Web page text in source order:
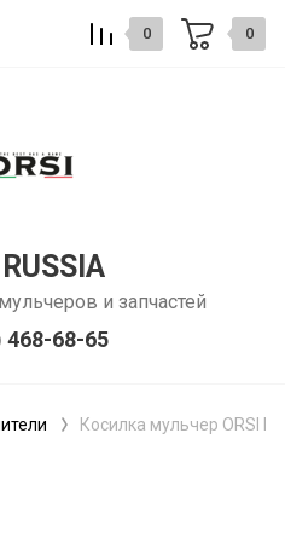
и запчастей
468-68-65
0 0
Косилка мульчер ORSI